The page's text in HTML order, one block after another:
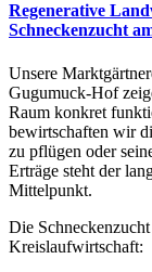
Regenerative
Schneckenzucht
Unsere
Gugumuck-Hof
Raum konkret
bewirtschaften wir
zu pflügen oder
Erträge steht der
Mittelpunkt.
Die
Kreislaufwirtschaft: